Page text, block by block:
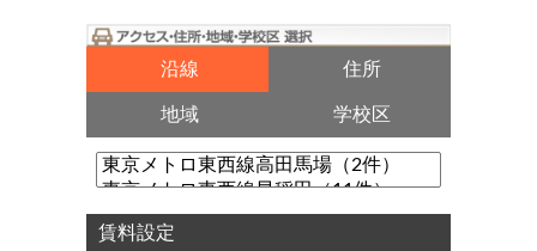
沿線 住所
地域 学校区
賃料設定